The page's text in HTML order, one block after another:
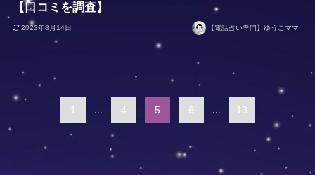
【口コミを調査】
2023年8月14日 【電話占い専門】ゆうこママ
1 ... 4 5 6 ... 13